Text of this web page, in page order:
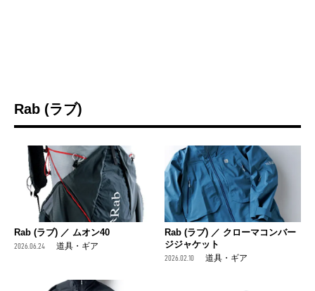
Rab (ラブ)
Rab (ラブ) ／ ムオン40
2026.06.24 道具・ギア
Rab (ラブ) ／ クローマコンバー
ジジャケット
2026.02.10 道具・ギア